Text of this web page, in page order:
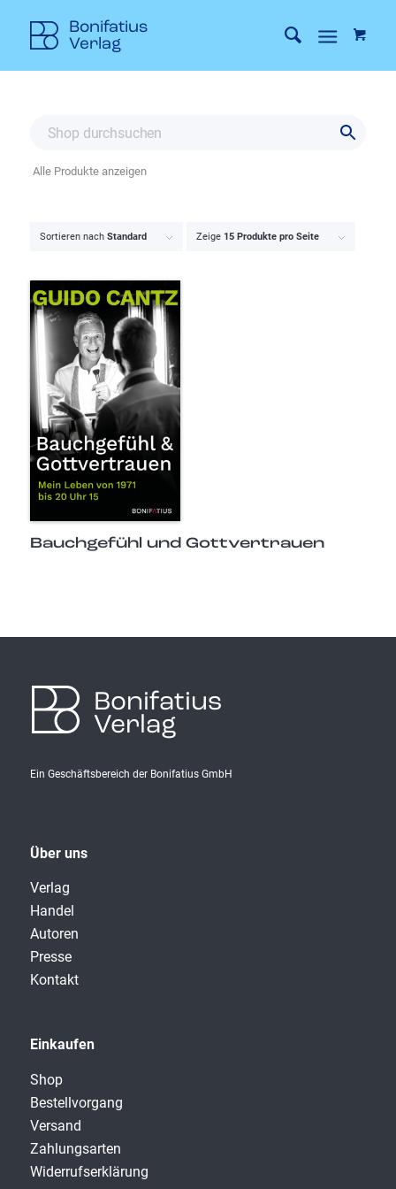
Sortieren nach Standard Zeige 15 Produkte pro Seite
Bauchgefühl und Gottvertrauen
Alle Produkte anzeigen
Bonifatius
Verlag
Ein Geschäftsbereich der Bonifatius GmbH
Über uns
Verlag
Handel
Autoren
Presse
Kontakt
Einkaufen
Shop
Bestellvorgang
Versand
Zahlungsarten
Widerrufserklärung